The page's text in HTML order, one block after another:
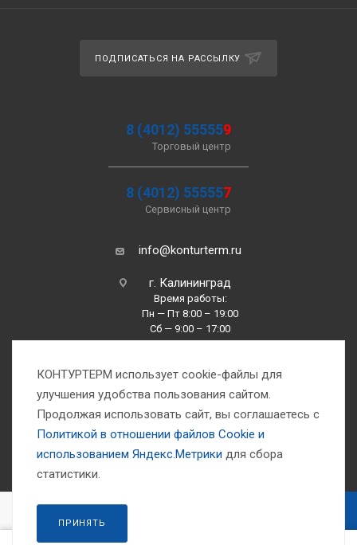
ПОДПИСАТЬСЯ НА РАССЫЛКУ
8 (4012) 555559
Торговый центр
8 (4012) 555557
Сервисный центр
info@konturterm.ru
г. Калининград
Время работы:
Пн — Пт 8:00 – 19:00
Сб — 9:00 – 17:00
Вс —10:00 – 16:00
1993-2026 © Компания «Контуртерм» — инженерно-торговый центр
КОНТУРТЕРМ использует cookie-файлы для
улучшения удобства пользования сайтом.
Продолжая использовать сайт, вы соглашаетесь с
Политикой в отношении файлов Сookie и
использованием Яндекс.Метрики для сбора
статистики.
ПРИНЯТЬ